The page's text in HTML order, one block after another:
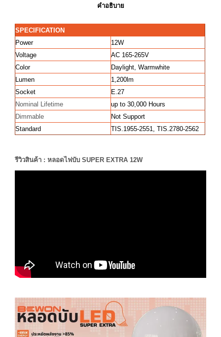
คำอธิบาย
SPECIFICATION
Power
12W
Voltage
AC 165-265V
Color
Daylight, Warmwhite
Lumen
1,200lm
Socket
E.27
Nominal Lifetime
up to 30,000 Hours
Dimmable
Not Support
Standard
TIS.1955-2551, TIS.2780-2562
รีวิวสินค้า : หลอดไฟบับ SUPER EXTRA 12W